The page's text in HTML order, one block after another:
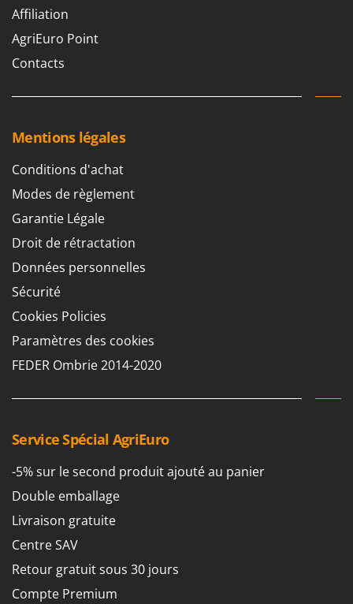
Tineco
Titania
Tornado
Trev - Abrek - TecnoVIR
Trotec
Troy-Bilt
U
Udor
Unger
V
W
Waldner
WIDU
Wiper EcoRobot
Wolf Garten
Wortex
Worx
Y Yard Force
Affiliation
AgriEuro Point
Contacts
Mentions légales
Conditions d'achat
Modes de règlement
Garantie Légale
Droit de rétractation
Données personnelles
Sécurité
Cookies Policies
Paramètres des cookies
FEDER Ombrie 2014-2020
Service Spécial AgriEuro
-5% sur le second produit ajouté au panier
Double emballage
Livraison gratuite
Centre SAV
Retour gratuit sous 30 jours
Compte Premium